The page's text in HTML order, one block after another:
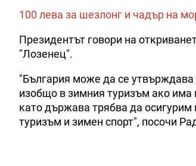
100 лева за шезлонг и чадър на
Президентът говори на
"Лозенец".
"България може да се утвърждава
изобщо в зимния туризъм ако има
като държава трябва да
туризъм и зимен спорт", посочи